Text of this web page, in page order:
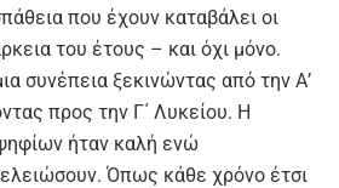
που έχουν καταβάλει οι
του έτους – και όχι μόνο.
συνέπεια ξεκινώντας από την Α’
προς την Γ΄ Λυκείου. Η
ήταν καλή ενώ
Όπως κάθε χρόνο έτσι